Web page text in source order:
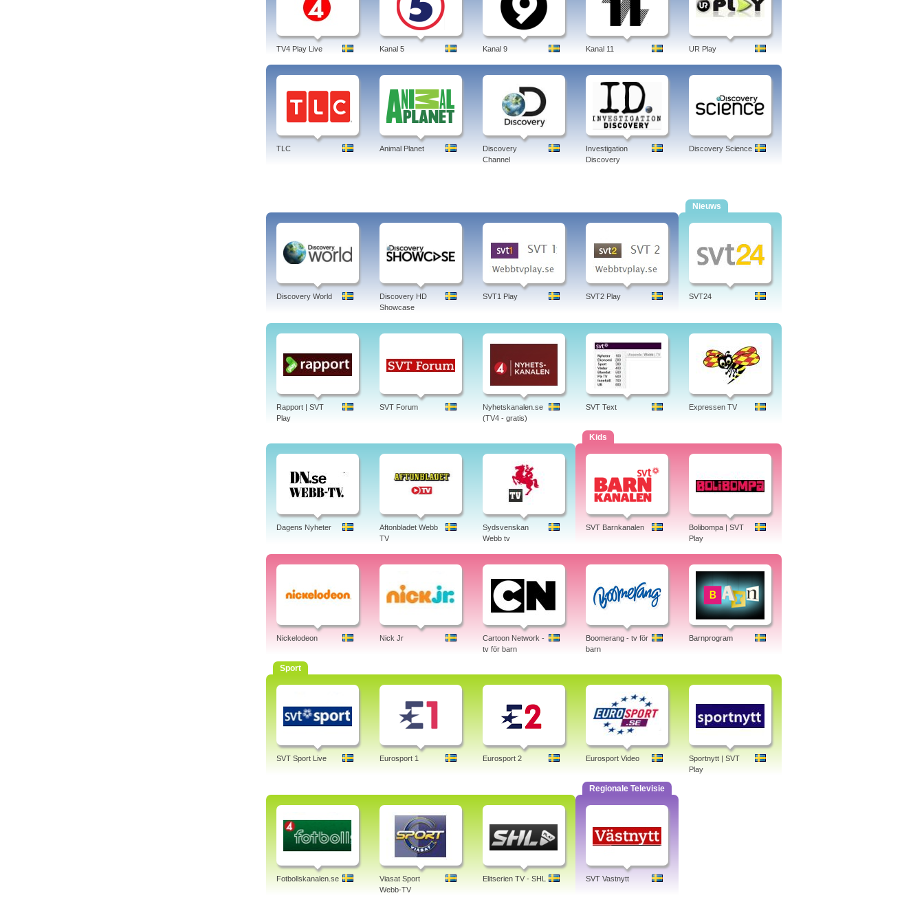
TV4 Play Live Kanal 5 Kanal 9 Kanal 11 UR Play
TLC Animal Planet
Discovery
Channel
Investigation
Discovery
Discovery Science
Discovery World
Discovery HD
Showcase
SVT1 Play SVT2 Play
Nieuws
SVT24
Rapport | SVT
Play
SVT Forum
Nyhetskanalen.se
(TV4 - gratis)
SVT Text Expressen TV
Dagens Nyheter
Aftonbladet Webb
TV
Sydsvenskan
Webb tv
Kids
SVT Barnkanalen
Bolibompa | SVT
Play
Nickelodeon Nick Jr
Cartoon Network -
tv för barn
Boomerang - tv för
barn
Barnprogram
Sport
SVT Sport Live Eurosport 1 Eurosport 2 Eurosport Video
Sportnytt | SVT
Play
Fotbollskanalen.se
Viasat Sport
Webb-TV
Elitserien TV - SHL
Regionale Televisie
SVT Vastnytt